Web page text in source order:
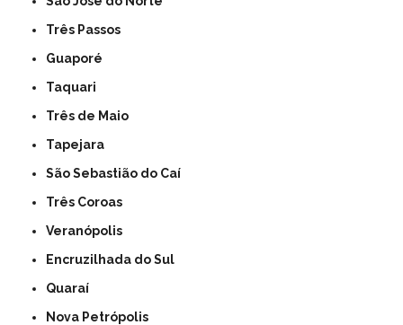
Três Passos
Guaporé
Taquari
Três de Maio
Tapejara
São Sebastião do Caí
Três Coroas
Veranópolis
Encruzilhada do Sul
Quaraí
Nova Petrópolis